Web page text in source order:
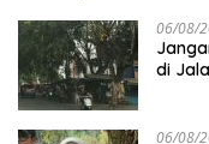
06/08/
di
06/08/